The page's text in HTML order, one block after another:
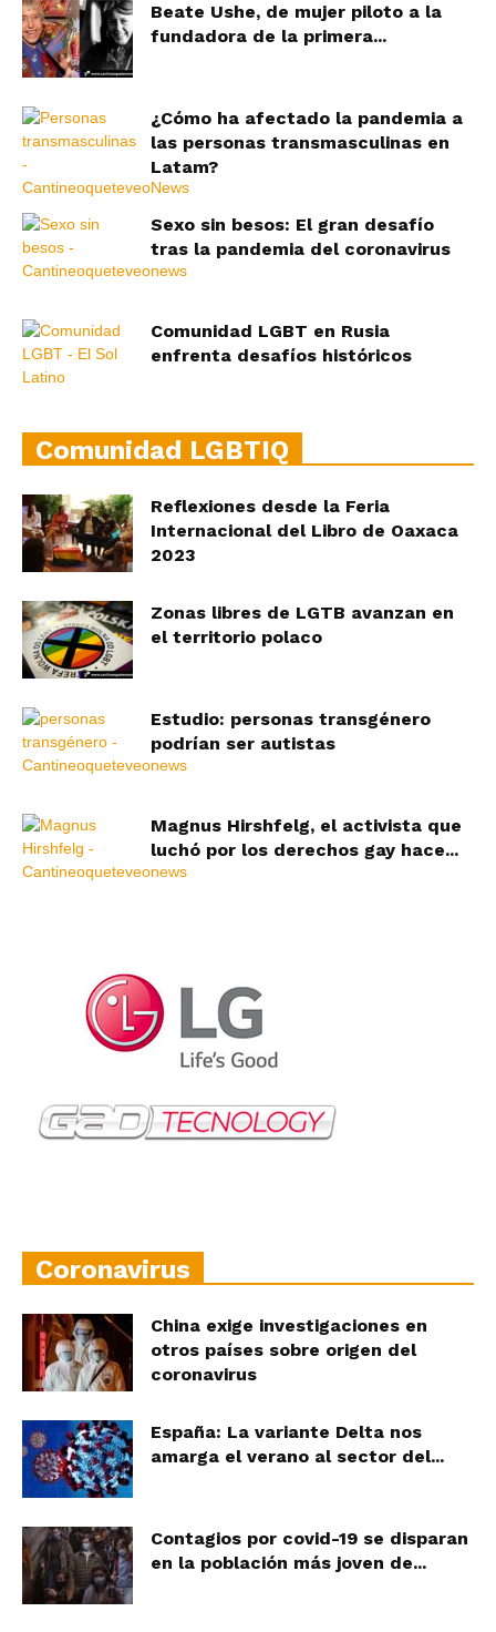
Beate Ushe, de mujer piloto a la
fundadora de la primera...
¿Cómo ha afectado la pandemia a
las personas transmasculinas en
Latam?
Sexo sin besos: El gran desafío
tras la pandemia del coronavirus
Comunidad LGBT en Rusia
enfrenta desafíos históricos
Comunidad LGBTIQ
Reflexiones desde la Feria
Internacional del Libro de Oaxaca
2023
Zonas libres de LGTB avanzan en
el territorio polaco
Estudio: personas transgénero
podrían ser autistas
Magnus Hirshfelg, el activista que
luchó por los derechos gay hace...
Coronavirus
China exige investigaciones en
otros países sobre origen del
coronavirus
España: La variante Delta nos
amarga el verano al sector del...
Contagios por covid-19 se disparan
en la población más joven de...